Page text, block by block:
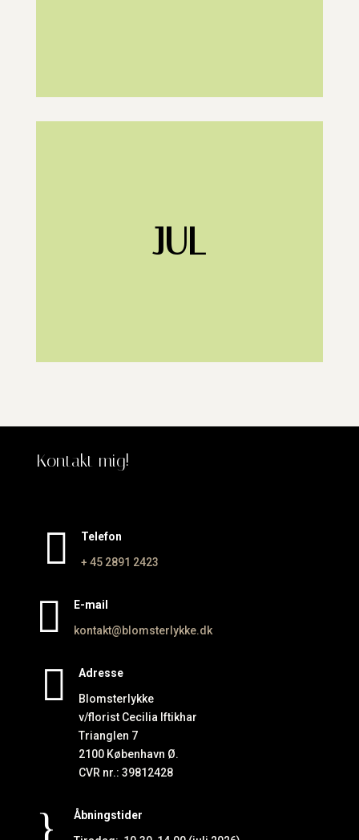
JUL
Kontakt mig!

Telefon
+ 45 2891 2423

E-mail
kontakt@blomsterlykke.dk

Adresse
Blomsterlykke
v/florist Cecilia Iftikhar
Trianglen 7
2100 København Ø.
CVR nr.: 39812428
}
Åbningstider